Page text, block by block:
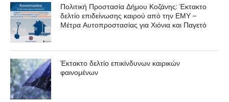
Πολιτική Προστασία Δήμου Κοζάνης: Έκτακτο
δελτίο επιδείνωσης καιρού από την ΕΜΥ –
Μέτρα Αυτοπροστασίας για Χιόνια και Παγετό
Έκτακτο δελτίο επικίνδυνων καιρικών
φαινομένων